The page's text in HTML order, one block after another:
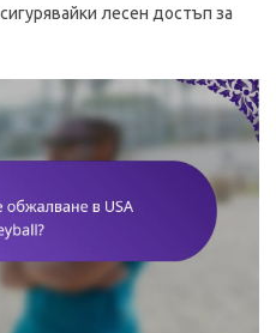
лесен достъп за